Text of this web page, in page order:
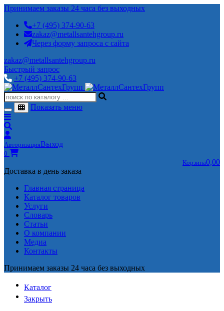
Принимаем заказы 24 часа без выходных
+7 (495) 374-90-63
zakaz@metallsantehgroup.ru
Через форму запроса с сайта
zakaz@metallsantehgroup.ru
Быстрый запрос
+7 (495) 374-90-63
Показать меню
АвторизацияВыход
0
Корзина0,00
Доставка в день заказа
Главная страница
Каталог товаров
Услуги
Словарь
Статьи
О компании
Медиа
Контакты
Принимаем заказы 24 часа без выходных
Каталог
Закрыть